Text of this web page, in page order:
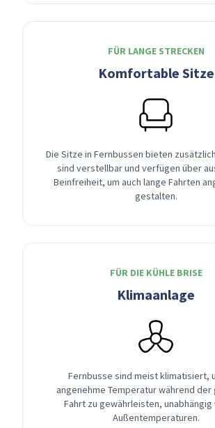
FÜR LANGE STRECKEN
Komfortable Sitze
Die Sitze in Fernbussen bieten
sind verstellbar und verfügen über
Beinfreiheit, um auch lange Fahrten
gestalten.
FÜR DIE KÜHLE BRISE
Klimaanlage
Fernbusse sind meist klimatisiert,
angenehme Temperatur während der
Fahrt zu gewährleisten, unabhängig
Außentemperaturen.